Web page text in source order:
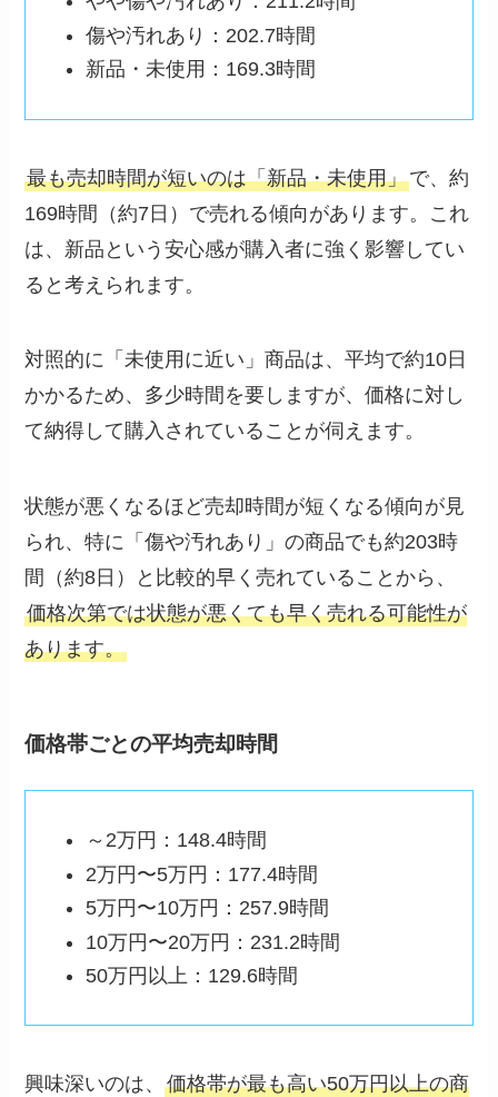
傷や汚れあり：202.7時間
新品・未使用：169.3時間
最も売却時間が短いのは「新品・未使用」で、約
169時間（約7日）で売れる傾向があります。これ
は、新品という安心感が購入者に強く影響してい
ると考えられます。
対照的に「未使用に近い」商品は、平均で約10日
かかるため、多少時間を要しますが、価格に対し
て納得して購入されていることが伺えます。
状態が悪くなるほど売却時間が短くなる傾向が見
られ、特に「傷や汚れあり」の商品でも約203時
間（約8日）と比較的早く売れていることから、
価格次第では状態が悪くても早く売れる可能性が
あります。
価格帯ごとの平均売却時間
～2万円：148.4時間
2万円〜5万円：177.4時間
5万円〜10万円：257.9時間
10万円〜20万円：231.2時間
50万円以上：129.6時間
興味深いのは、価格帯が最も高い50万円以上の商